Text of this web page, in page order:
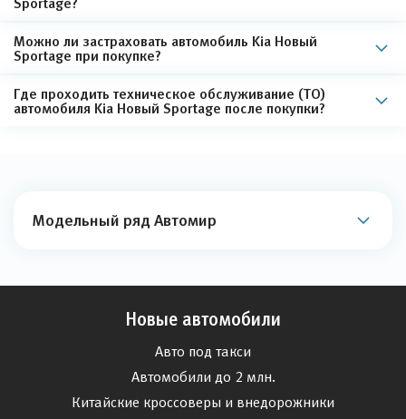
Можно ли застраховать автомобиль Kia Новый
Sportage при покупке?
Где проходить техническое обслуживание (ТО)
автомобиля Kia Новый Sportage после покупки?
Модельный ряд Автомир
Новые автомобили
Авто под такси
Автомобили до 2 млн.
Китайские кроссоверы и внедорожники